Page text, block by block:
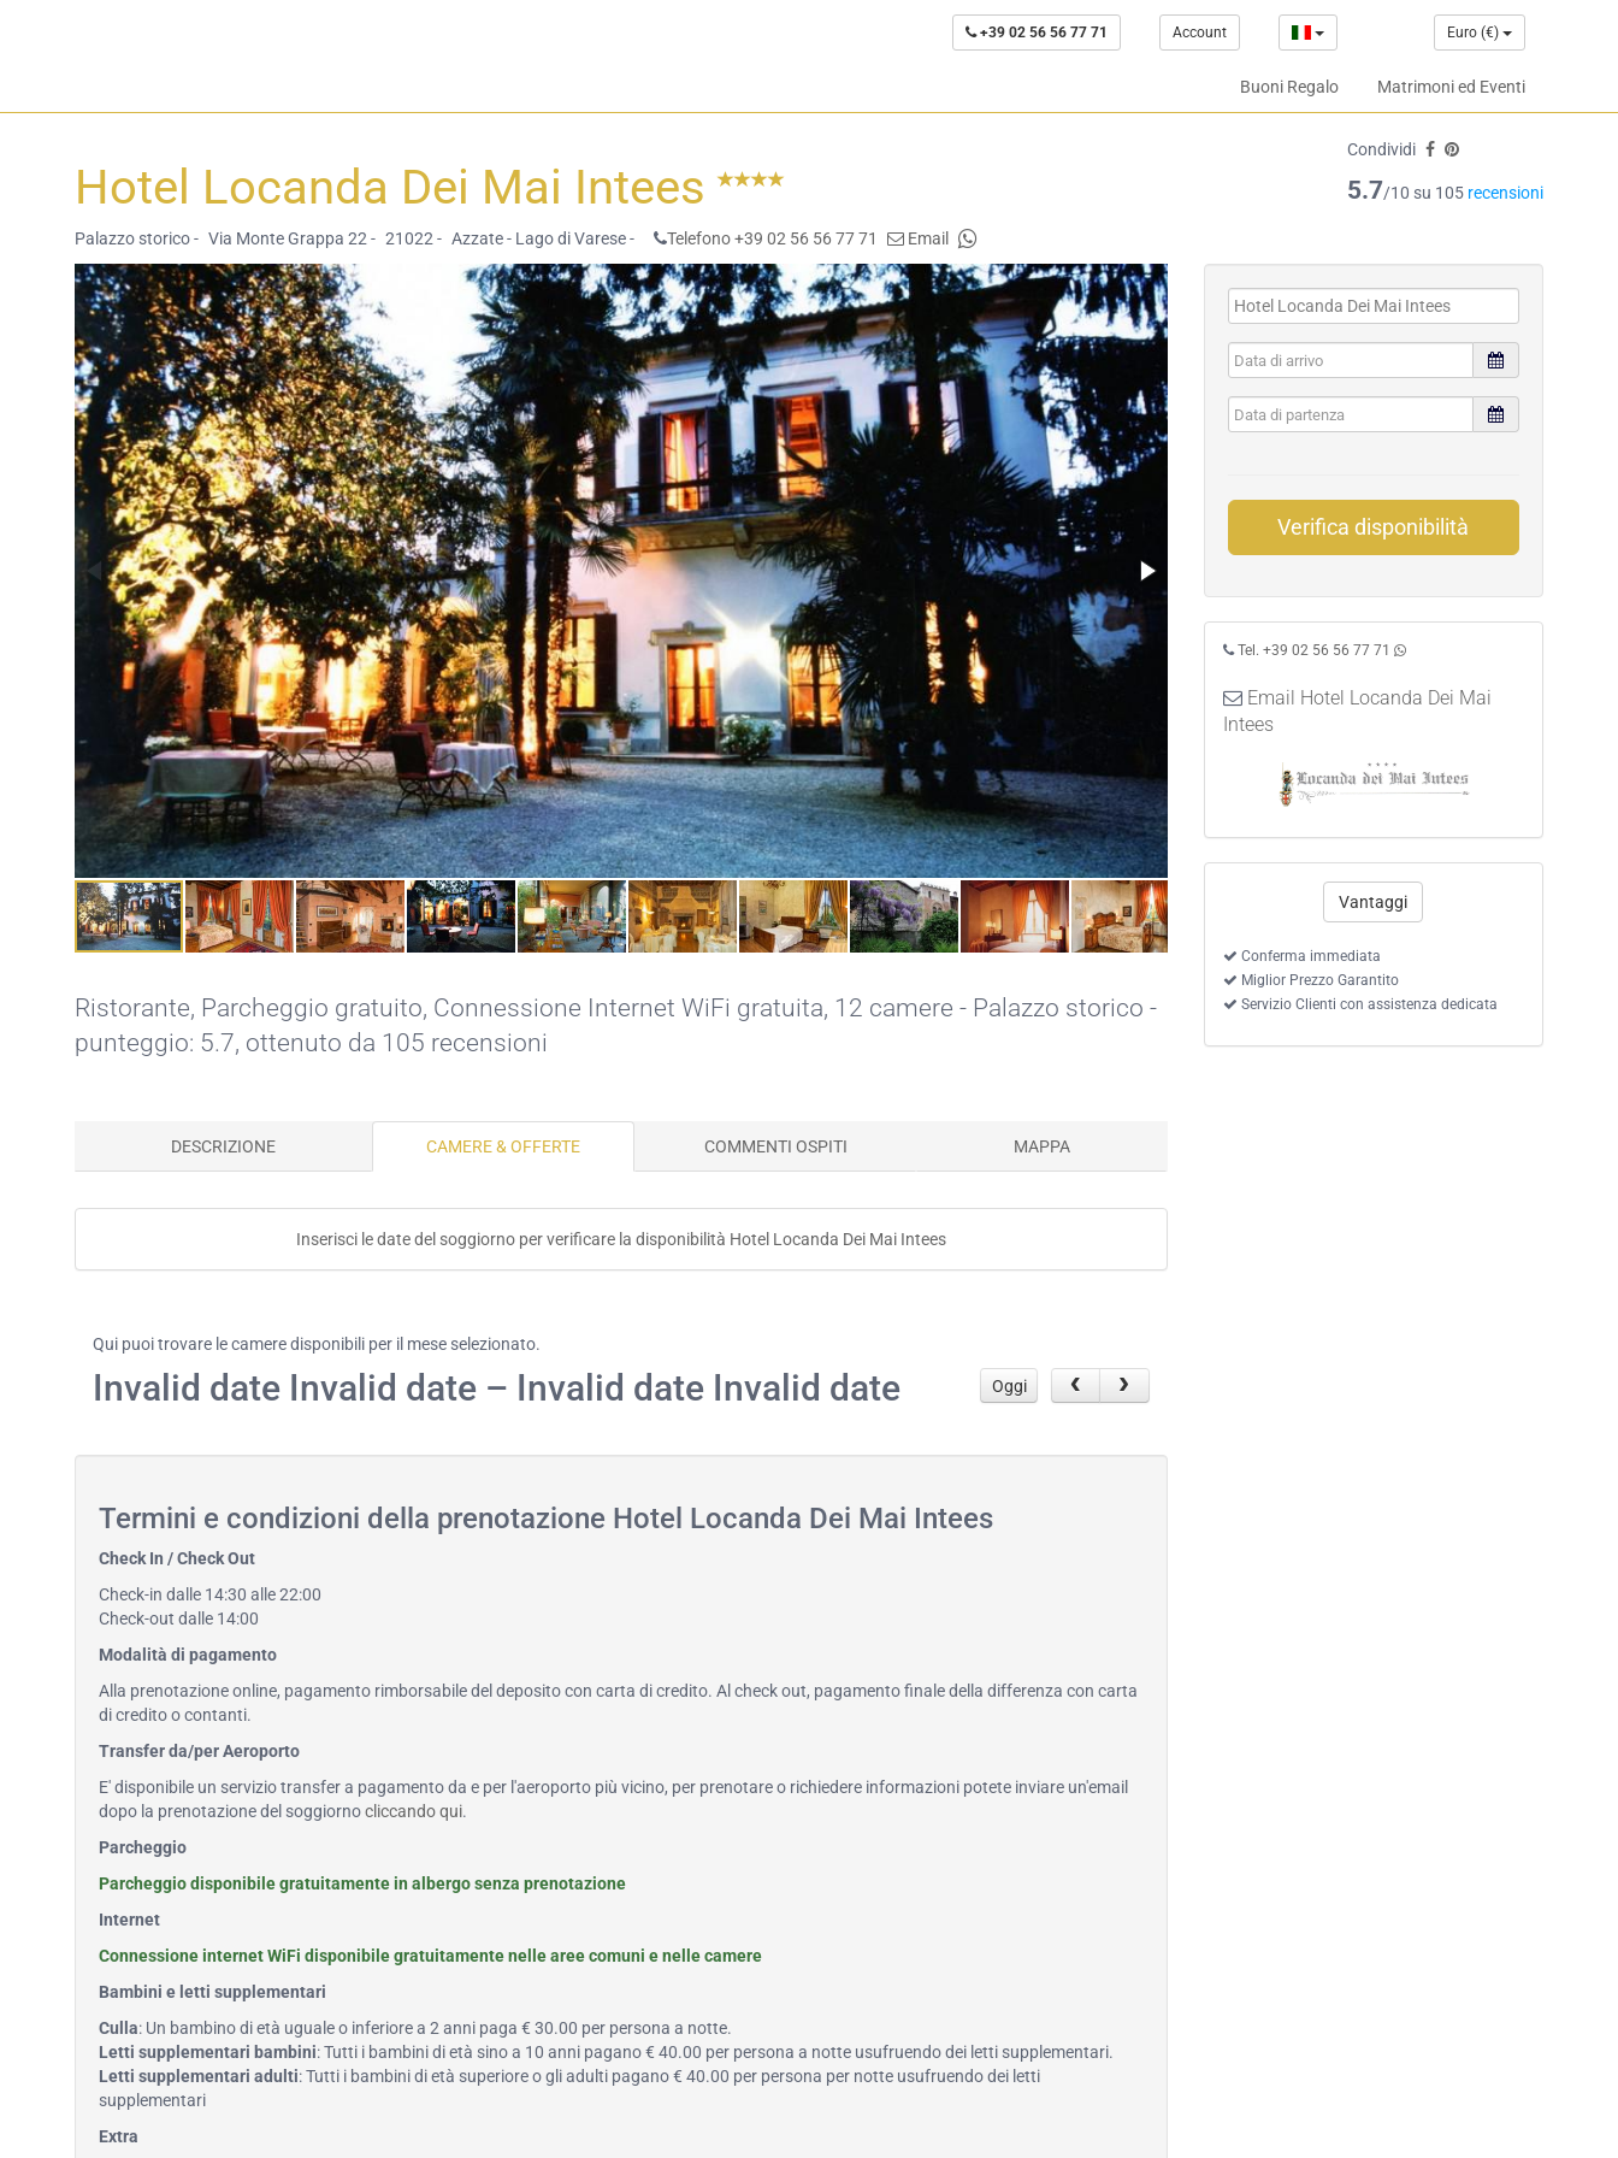
+39 02 56 56 77 71 Account Euro (€)
Buoni Regalo Matrimoni ed Eventi
Hotel Locanda Dei Mai Intees
Palazzo storico - Via Monte Grappa 22 - 21022 - Azzate - Lago di Varese - Telefono +39 02 56 56 77 71 Email
Condividi
5.7/10 su 105 recensioni
Verifica disponibilità
Tel. +39 02 56 56 77 71
Email Hotel Locanda Dei Mai
Intees
Vantaggi
Conferma immediata
Miglior Prezzo Garantito
Servizio Clienti con assistenza dedicata
Camera Superior
Ristorante, Parcheggio gratuito, Connessione Internet WiFi gratuita, 12 camere - Palazzo storico -
punteggio: 5.7, ottenuto da 105 recensioni
DESCRIZIONE CAMERE & OFFERTE COMMENTI OSPITI MAPPA
Inserisci le date del soggiorno per verificare la disponibilità Hotel Locanda Dei Mai Intees
Qui puoi trovare le camere disponibili per il mese selezionato.
Invalid date Invalid date – Invalid date Invalid date Oggi
Termini e condizioni della prenotazione Hotel Locanda Dei Mai Intees
Check In / Check Out
Check-in dalle 14:30 alle 22:00
Check-out dalle 14:00
Modalità di pagamento
Alla prenotazione online, pagamento rimborsabile del deposito con carta di credito. Al check out, pagamento finale della differenza con carta
di credito o contanti.
Transfer da/per Aeroporto
E' disponibile un servizio transfer a pagamento da e per l'aeroporto più vicino, per prenotare o richiedere informazioni potete inviare un'email
dopo la prenotazione del soggiornocliccando qui.
Parcheggio
Parcheggio disponibile gratuitamente in albergo senza prenotazione
Internet
Connessione internet WiFi disponibile gratuitamente nelle aree comuni e nelle camere
Bambini e letti supplementari
Culla: Un bambino di età uguale o inferiore a 2 anni paga € 30.00 per persona a notte.
Letti supplementari bambini: Tutti i bambini di età sino a 10 anni pagano € 40.00 per persona a notte usufruendo dei letti supplementari.
Letti supplementari adulti: Tutti i bambini di età superiore o gli adulti pagano € 40.00 per persona per notte usufruendo dei letti
supplementari
Extra